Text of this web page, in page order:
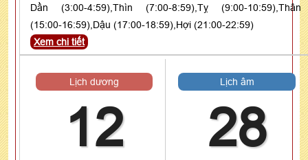
Dần (3:00-4:59),Thìn (7:00-8:59),Tỵ (9:00-10:59),Thân
(15:00-16:59),Dậu (17:00-18:59),Hợi (21:00-22:59)
Xem chi tiết
Lịch dương
12
Lịch âm
28